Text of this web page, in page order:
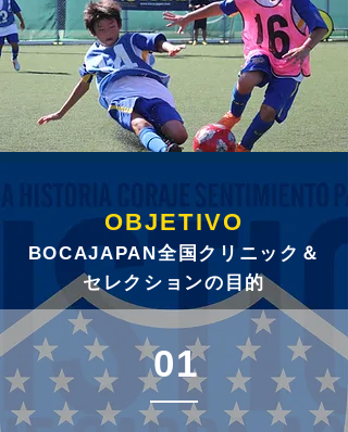
OBJETIVO
BOCAJAPAN全国クリニック＆
セレクションの目的
01